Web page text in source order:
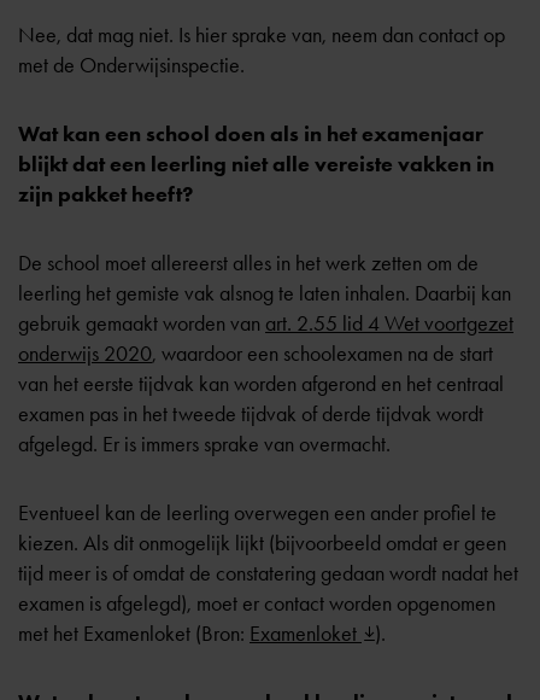
Nee, dat mag niet. Is hier sprake van, neem dan contact op
met de Onderwijsinspectie.
Wat kan een school doen als in het examenjaar
blijkt dat een leerling niet alle vereiste vakken in
zijn pakket heeft?
De school moet allereerst alles in het werk zetten om de
leerling het gemiste vak alsnog te laten inhalen. Daarbij kan
gebruik gemaakt worden van art. 2.55 lid 4 Wet voortgezet
onderwijs 2020, waardoor een schoolexamen na de start
van het eerste tijdvak kan worden afgerond en het centraal
examen pas in het tweede tijdvak of derde tijdvak wordt
afgelegd. Er is immers sprake van overmacht.
Eventueel kan de leerling overwegen een ander profiel te
kiezen. Als dit onmogelijk lijkt (bijvoorbeeld omdat er geen
tijd meer is of omdat de constatering gedaan wordt nadat het
examen is afgelegd), moet er contact worden opgenomen
met het Examenloket (Bron: Examenloket ).